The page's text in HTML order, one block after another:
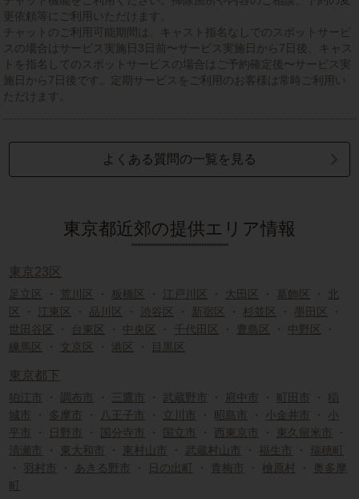
更依頼等にご利用いただけます。
チャットのご利用可能期間は、キャスト指名なしでのスポットサービ
スの場合はサービス実施日3日前〜サービス実施日から7日後、キャス
トを指名してのスポットサービスの場合はご予約確定後〜サービス実
施日から7日後です。定期サービスをご利用のお客様は常時ご利用い
ただけます。
よくある質問の一覧を見る
東京都近郊の提供エリア情報
東京23区
足立区 ・ 荒川区 ・板橋区 ・ 江戸川区 ・ 大田区 ・ 葛飾区 ・
北
区
・ 江東区 ・ 品川区 ・ 渋谷区 ・ 新宿区 ・杉並区 ・ 墨田区
・
世田谷区
・ 台東区 ・ 中央区 ・ 千代田区 ・ 豊島区 ・ 中野区
・
練馬区
・ 文京区 ・ 港区 ・ 目黒区
東京都下
狛江市 ・ 調布市 ・ 三鷹市 ・ 武蔵野市 ・ 府中市 ・ 町田市 ・ 稲
城市
・ 多摩市 ・ 八王子市 ・ 立川市 ・ 昭島市 ・ 小金井市 ・ 小
平市
・ 日野市 ・ 国分寺市 ・ 国立市 ・ 西東京市 ・ 東久留米市
・
清瀬市
・ 東大和市 ・ 東村山市 ・ 武蔵村山市 ・ 福生市 ・
瑞穂町
・ 羽村市 ・ あきる野市 ・ 日の出町 ・ 青梅市 ・ 檜原村 ・
奥多摩
町